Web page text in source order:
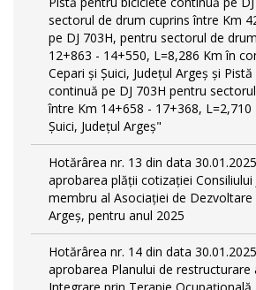
sectorul de drum cuprins între Km
pe DJ 703H, pentru sectorul de
12+863 - 14+550, L=8,286 Km în
Cepari și Șuici, Judeţul Argeş și
continuă pe DJ 703H pentru
între Km 14+658 - 17+368,
Șuici, Județul Argeş"
Hotărârea nr. 13 din data
aprobarea plății cotizației Consiliului
membru al Asociației de
Argeș, pentru anul 2025
Hotărârea nr. 14 din data
aprobarea Planului de restructurare